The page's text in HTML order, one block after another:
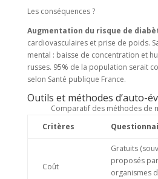
Les conséquences ?
Augmentation du risque de
cardiovasculaires et prise de poids.
mental : baisse de concentration et
russes. 95% de la population serait
selon Santé publique France.
Outils et méthodes d’auto-
Comparatif des méthodes de
Critères
Coût
Gratuits
proposés
organismes